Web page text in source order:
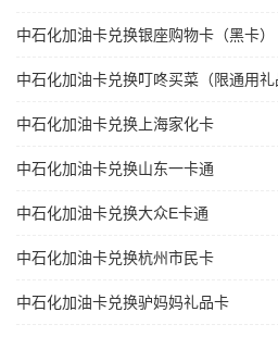
中石化加油卡兑换银座购物卡（黑卡）
中石化加油卡兑换叮咚买菜（限通用礼
中石化加油卡兑换上海家化卡
中石化加油卡兑换山东一卡通
中石化加油卡兑换大众E卡通
中石化加油卡兑换杭州市民卡
中石化加油卡兑换驴妈妈礼品卡